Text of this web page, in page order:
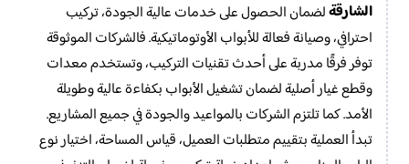
الشارقةلضمان الحصول على خدمات عالية الجودة، تركيب
احترافي، وصيانة فعالة للأبواب الأوتوماتيكية. فالشركات الموثوقة
توفر فرقًا مدربة على أحدث تقنيات التركيب، وتستخدم معدات
وقطع غيار أصلية لضمان تشغيل الأبواب بكفاءة عالية وطويلة
الأمد. كما تلتزم الشركات بالمواعيد والجودة في جميع المشاريع.
تبدأ العملية بتقييم متطلبات العميل، قياس المساحة، اختيار نوع